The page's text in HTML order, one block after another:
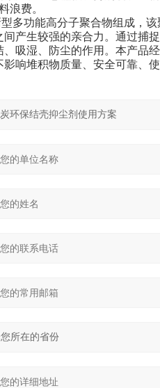
浪费。
多功能高分子聚合物组成，
产生较强的亲合力。 通过捕
吸湿、 防尘的作用。本产品
响堆积物质量、 安全可靠 、